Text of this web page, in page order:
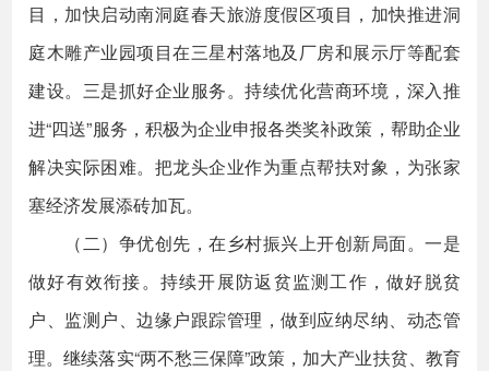
目，加快启动南洞庭春天旅游度假区项目，加快推进洞
庭木雕产业园项目在三星村落地及厂房和展示厅等配套
建设。三是抓好企业服务。持续优化营商环境，深入推
进“四送”服务，积极为企业申报各类奖补政策，帮助企业
解决实际困难。把龙头企业作为重点帮扶对象，为张家
塞经济发展添砖加瓦。
（二）争优创先，在乡村振兴上开创新局面。一是
做好有效衔接。持续开展防返贫监测工作，做好脱贫
户、监测户、边缘户跟踪管理，做到应纳尽纳、动态管
理。继续落实“两不愁三保障”政策，加大产业扶贫、教育